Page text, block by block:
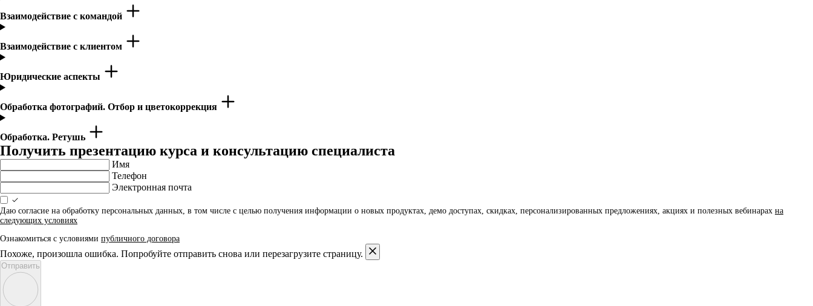
Взаимодействие с командой
Взаимодействие с клиентом
Юридические аспекты
Обработка фотографий. Отбор и цветокоррекция
Обработка. Ретушь
Получить презентацию курса и консультацию специалиста
Имя
Телефон
Электронная почта
Даю согласие на обработку персональных данных, в том числе с целью получения информации о новых продуктах, демо доступах, скидках, персонализированных предложениях, акциях и полезных вебинарах на
следующих условиях
Ознакомиться с условиями публичного договора
Похоже, произошла ошибка. Попробуйте отправить снова или перезагрузите страницу.
Отправить